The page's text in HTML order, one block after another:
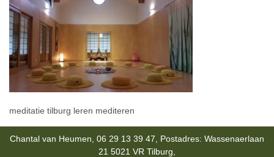
meditatie tilburg leren mediteren
Chantal van Heumen, 06 29 13 39 47, Postadres: Wassenaerlaan
21 5021 VR Tilburg,